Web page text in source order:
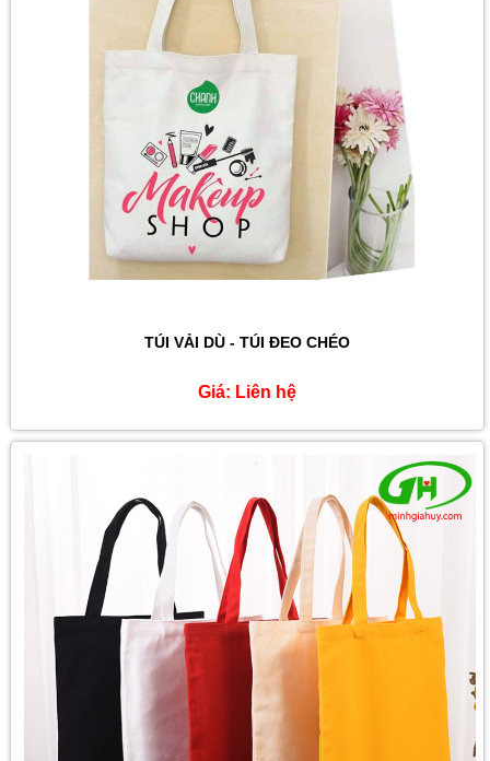
TÚI VẢI DÙ - TÚI ĐEO CHÉO
Giá: Liên hệ